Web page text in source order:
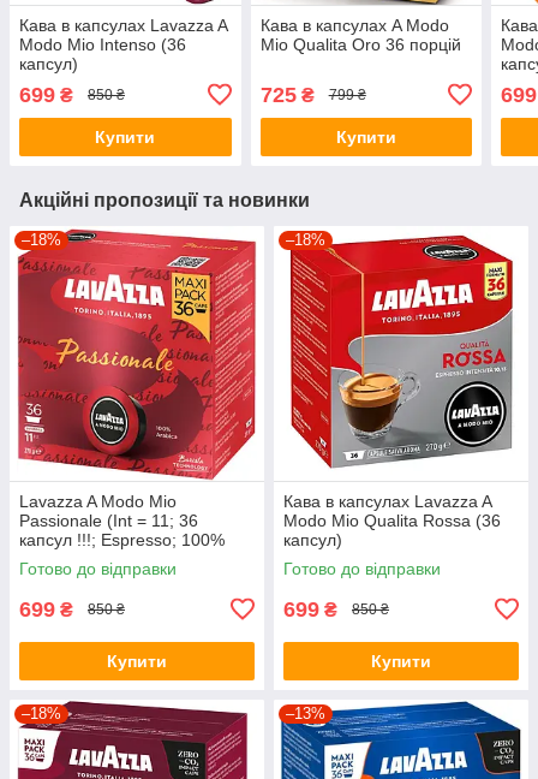
Кава в капсулах Lavazza A
Modo Mio Intenso (36
капсул)
699 ₴ 850 ₴
Купити
Кава в капсулах A Modo
Mio Qualita Oro 36 порцій
725₴ 799 ₴
Купити
699
Акційні пропозиції та новинки
–18%
Lavazza A Modo Mio
Passionale (Int = 11; 36
капсул !!!; Espresso; 100%
Арабіка)
Готово до відправки
699 ₴ 850 ₴
Купити
–18%
Кава в капсулах Lavazza A
Modo Mio Qualita Rossa (36
капсул)
Готово до відправки
699 ₴ 850 ₴
Купити
–18% –13%